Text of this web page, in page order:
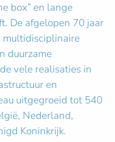
box” en lange
De afgelopen 70 jaar
multidisciplinaire
duurzame
vele realisaties in
en
uitgegroeid tot 540
Nederland,
Koninkrijk.